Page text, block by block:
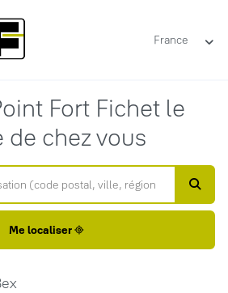
France
Fort Fichet le
chez vous
Me localiser